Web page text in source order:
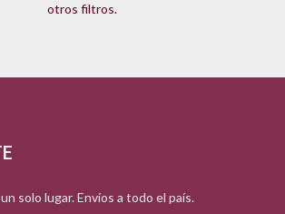
otros filtros.
solo lugar. Envíos a todo el país.